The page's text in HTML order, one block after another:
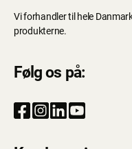
Vi forhandler til hele
produkterne.
Følg os på: